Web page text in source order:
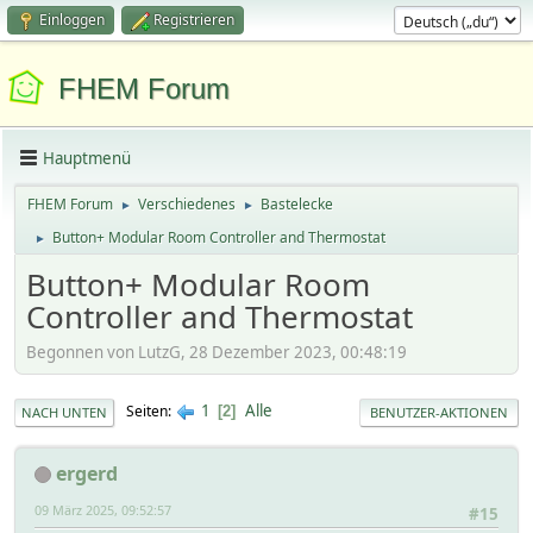
Einloggen Registrieren
FHEM Forum
Hauptmenü
FHEM Forum ► Verschiedenes ► Bastelecke
► Button+ Modular Room Controller and Thermostat
Button+ Modular Room
Controller and Thermostat
Begonnen von LutzG, 28 Dezember 2023, 00:48:19
NACH UNTEN Seiten 1 2 Alle BENUTZER-AKTIONEN
ergerd
#15
09 März 2025, 09:52:57